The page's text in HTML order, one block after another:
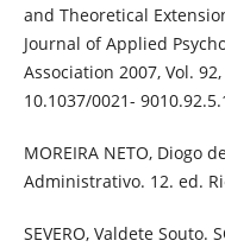
and Theoretical
Journal of Applied
Association 2007, Vol.
10.1037/0021-
MOREIRA NETO, Diogo
Administrativo. 12. ed.
SEVERO, Valdete Souto.